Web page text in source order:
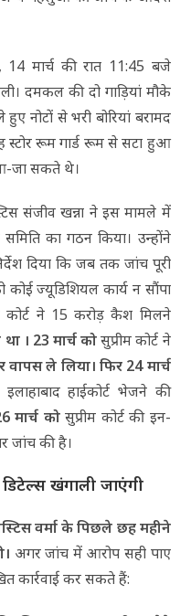
14 मार्च की रात 11:45 बजे
दमकल की दो गाड़ियां मौके
नोटों से भरी बोरियां बरामद
स्टोर रूम गार्ड रूम से सटा हुआ
जा सकते थे।
संजीव खन्ना ने इस मामले में
का गठन किया। उन्होंने
दिया कि जब तक जांच पूरी
कोई ज्यूडिशियल कार्य न सौंपा
कोर्ट ने 15 करोड़ कैश मिलने
। 23 मार्च कोसुप्रीम कोर्ट ने
वापस ले लिया। फिर 24 मार्च
हाईकोर्ट भेजने की
मार्च कोसुप्रीम कोर्ट की इन-
जांच की है।
डिटेल्स खंगाली जाएंगी
वर्मा के पिछले छह महीने
अगर जांच में आरोप सही पाए
कार्रवाई कर सकते हैं: